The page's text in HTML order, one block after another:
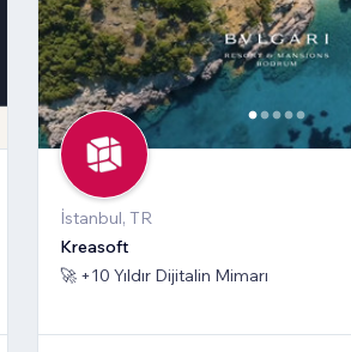
İstanbul, TR
Kreasoft
🚀 +10 Yıldır Dijitalin Mimarı